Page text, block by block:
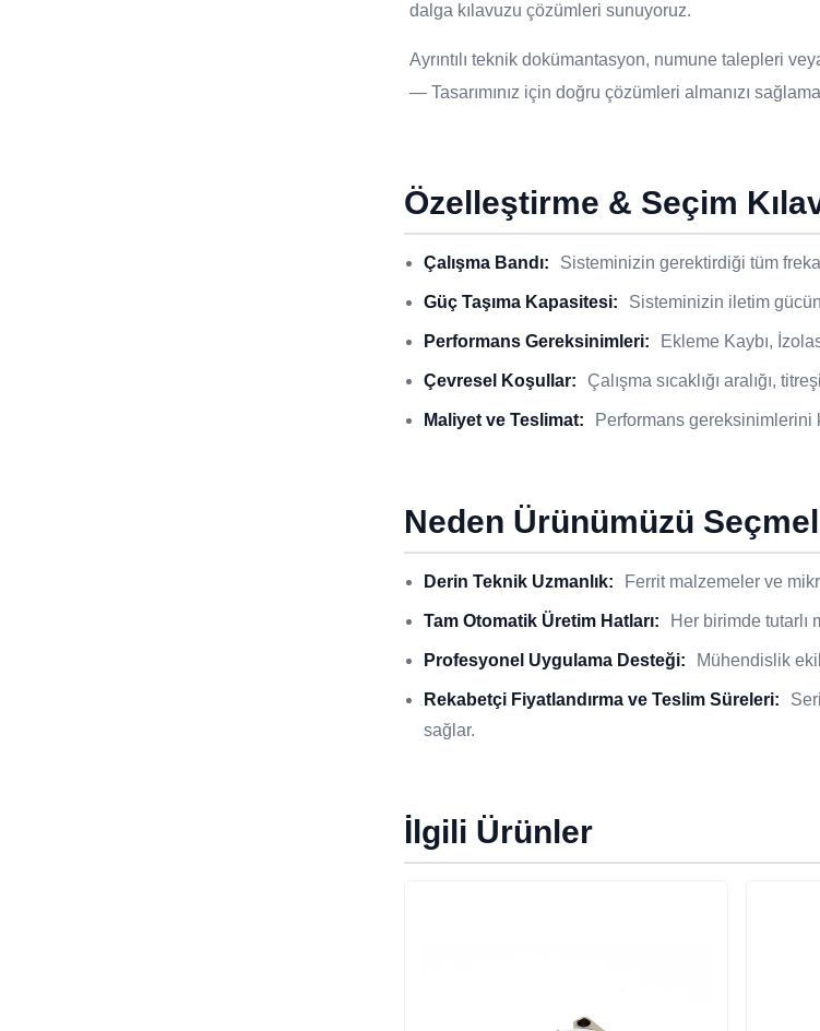
dalga kılavuzu çözümleri sunuyoruz.
Ayrıntılı teknik dokümantasyon, numune talepleri
— Tasarımınız için doğru çözümleri almanızı
Özelleştirme & Seçim
Çalışma Bandı: Sisteminizin gerektirdiği tüm
Güç Taşıma Kapasitesi: Sisteminizin iletim
Performans Gereksinimleri: Ekleme Kaybı,
Çevresel Koşullar: Çalışma sıcaklığı aralığı,
Maliyet ve Teslimat: Performans gereksinimlerini
Neden Ürünümüzü
Derin Teknik Uzmanlık: Ferrit malzemeler ve
Tam Otomatik Üretim Hatları: Her birimde tutarlı
Profesyonel Uygulama Desteği: Mühendislik
Rekabetçi Fiyatlandırma ve Teslim Süreleri:
sağlar.
İlgili Ürünler